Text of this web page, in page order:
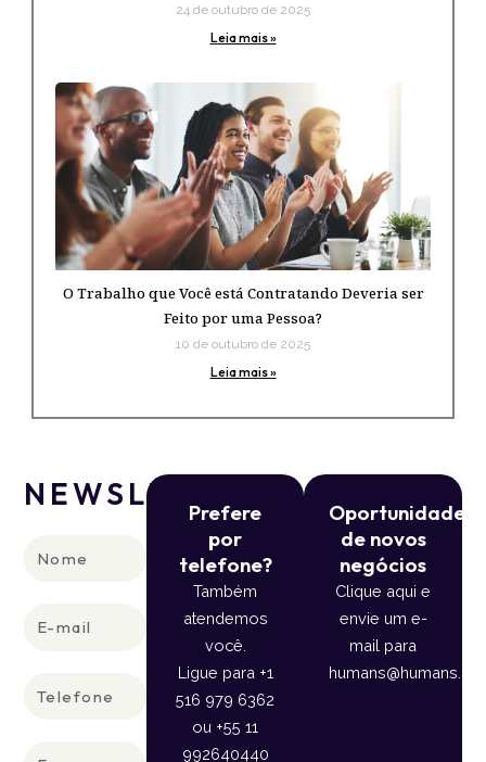
24 de outubro de 2025
Leia mais »
O Trabalho que Você está Contratando Deveria ser
Feito por uma Pessoa?
10 de outubro de 2025
Leia mais »
NEWSLETTER
Prefere
por
telefone?
Também
atendemos
você.
Ligue para +1
516 979 6362
ou +55 11
992640440
Oportunidade
de novos
negócios
Clique aqui e
envie um e-
mail para